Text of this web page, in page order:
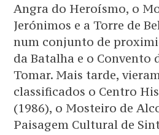
Angra do Heroísmo, o
Jerónimos e a Torre de
num conjunto de
da Batalha e o Convento
Tomar. Mais tarde,
classificados o Centro
(1986), o Mosteiro de
Paisagem Cultural de